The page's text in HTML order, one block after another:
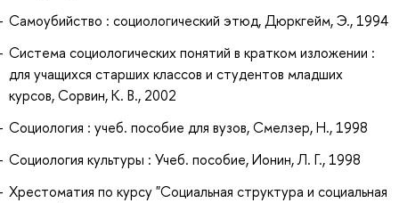
Самоубийство : социологический этюд, Дюркгейм, Э., 1994
Система социологических понятий в кратком изложении :
для учащихся старших классов и студентов младших
курсов, Сорвин, К. В., 2002
Социология : учеб. пособие для вузов, Смелзер, Н., 1998
Социология культуры : Учеб. пособие, Ионин, Л. Г., 1998
Хрестоматия по курсу "Социальная структура и социальная